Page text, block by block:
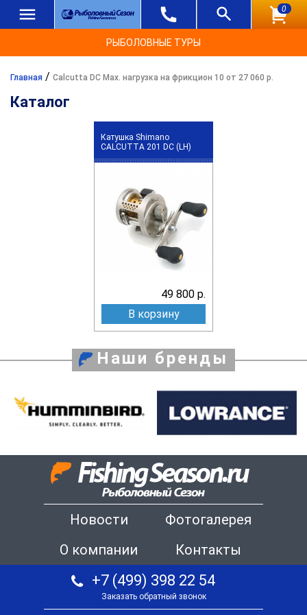
0
РЫБОЛОВНЫЕ ТУРЫ
Главная / Calcutta DC Max. нагрузка на фрикцион 10 от 27 060 р.
Каталог
Катушка Shimano
CALCUTTA 201 DC (LH)
49 800 р.
В корзину
Наши бренды
Новости
Фотогалерея
О компании
Контакты
+7 (499) 398 22 54
Заказать обратный звонок